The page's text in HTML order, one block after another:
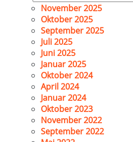
nach:
November 2025
Oktober 2025
September 2025
Juli 2025
Juni 2025
Januar 2025
Oktober 2024
April 2024
Januar 2024
Oktober 2023
November 2022
September 2022